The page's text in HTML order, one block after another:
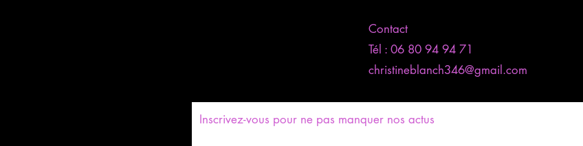
Contact
Tél : 06 80 94 94 71
christineblanch346@gmail.com
​Inscrivez-vous pour ne pas manquer nos actus